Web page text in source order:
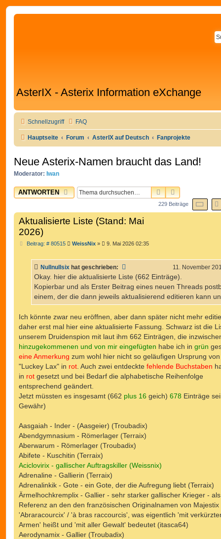
AsterIX - Asterix Information eXchange
Schnellzugriff FAQ
Hauptseite Forum AsterIX auf Deutsch Fanprojekte
Neue Asterix-Namen braucht das Land!
Moderator: Iwan
ANTWORTEN SUCHEERWEITERTE
229 Beiträge
Aktualisierte Liste (Stand: Mai
2026)
Beitrag: # 80515B
r
a
WeissNix» 9. Mai 2026 02:35
Nullnullsix hat geschrieben: 11. November
Okay. hier die aktualisierte Liste (662 Einträge).
Kopierbar und als Erster Beitrag eines neuen Threads
einem, der die dann jeweils aktualisierend editieren kann
Ich könnte zwar neu eröffnen, aber dann später nicht mehr
daher erst mal hier eine aktualisierte Fassung. Schwarz ist die
unserem Druidenspion mit laut ihm 662 Einträgen, die
hinzugekommenen und von mir eingefügten habe ich in grün
eine Anmerkung zum wohl hier nicht so geläufigen Ursprung von
"Luckey Lax" in rot . Auch zwei entdeckte fehlende Buchstaben
in rot gesetzt und bei Bedarf die alphabetische Reihenfolge
entsprechend geändert.
Jetzt müssten es insgesamt (662 plus 16 geich) 678 Einträge
Gewähr)
Aasgaiah - Inder - (Aasgeier) (Troubadix)
Abendgymnasium - Römerlager (Terraix)
Aberwarum - Römerlager (Troubadix)
Abifete - Kuschitin (Terraix)
Aciclovirix - gallischer Auftragskiller (Weissnix)
Adrenaline - Gallierin (Terraix)
Adrenalinkik - Gote - ein Gote, der die Aufregung liebt (Terraix)
Ärmelhochkremplix - Gallier - sehr starker gallischer Krieger -
Referenz an den den französischen Originalnamen von Majestix
'Abraracourcix' / 'à bras raccourcis', was eigentlich 'mit
Armen' heißt und 'mit aller Gewalt' bedeutet (itasca64)
Aerodynamix - Gallier (Troubadix)